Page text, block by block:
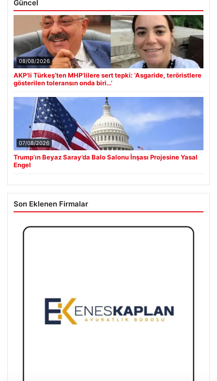
Güncel
08/08/2026
AKP’li Türkeş’ten MHP’lilere sert tepki: ‘Asgaride, teröristlere
gösterilen toleransın onda biri…’
07/08/2026
Trump’ın Beyaz Saray’da Balo Salonu İnşası Projesine Yasal
Engel
Son Eklenen Firmalar